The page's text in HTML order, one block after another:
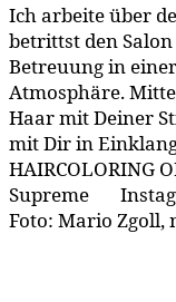
Ich arbeite über
betrittst den
Betreuung in
Atmosphäre.
Haar mit Deiner
mit Dir in
HAIRCOLORING
Supreme
Foto: Mario Zgoll,